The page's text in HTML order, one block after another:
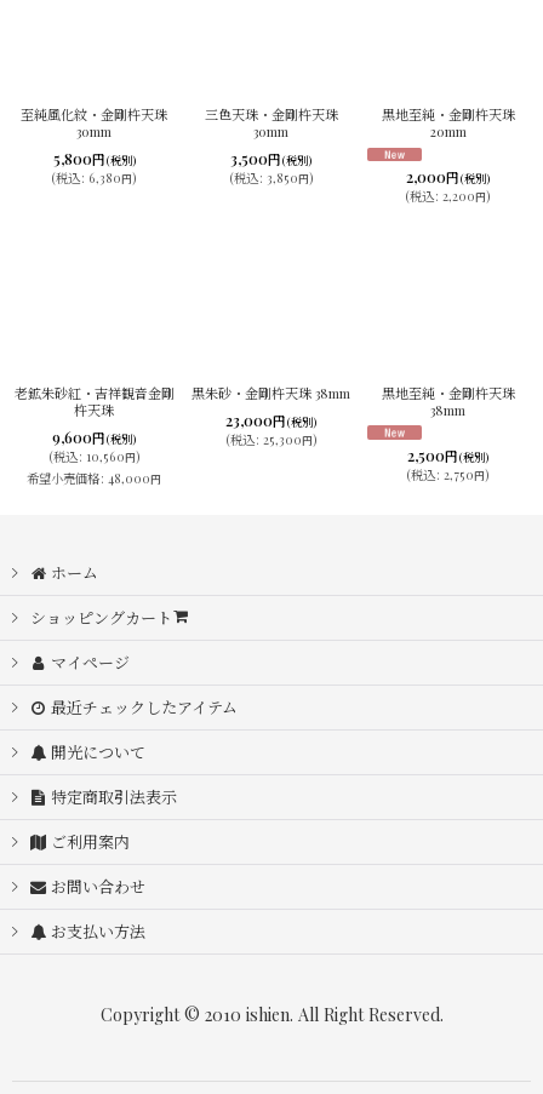
至純風化紋・金剛杵天珠
30mm
5,800円(税別)
(税込: 6,380円)
三色天珠・金剛杵天珠
30mm
3,500円 (税別)
(税込: 3,850円)
黒地至純・金剛杵天珠
20mm
2,000円 (税別)
(税込: 2,200円)
老鉱朱砂紅・吉祥観音金剛
杵天珠
9,600円 (税別)
(税込: 10,560円)
希望小売価格: 48,000円
黒朱砂・金剛杵天珠 38mm
23,000円 (税別)
(税込: 25,300円)
黒地至純・金剛杵天珠
38mm
2,500円 (税別)
(税込: 2,750円)
ホーム
ショッピングカート
マイページ
最近チェックしたアイテム
開光について
特定商取引法表示
ご利用案内
お問い合わせ
お支払い方法
Copyright © 2010 ishien. All Right Reserved.